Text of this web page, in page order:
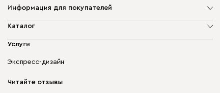
Информация для покупателей
О компании
Доставка и оплата
диван.клуб
Каталог
Мягкая мебель
Бескаркасная мебель
Столы и стулья
Услуги
Экспресс-дизайн
Читайте отзывы